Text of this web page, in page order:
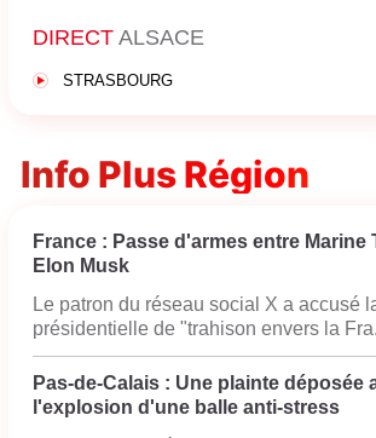
DIRECT ALSACE
STRASBOURG
Info Plus Région
France : Passe d'armes entre Marine
Elon Musk
Le patron du réseau social X a accusé
présidentielle de "trahison envers la
Pas-de-Calais : Une plainte déposée
l'explosion d'une balle anti-stress